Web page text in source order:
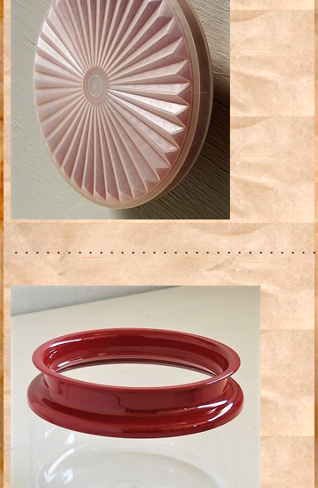
・・・・・・・・・・・・・・・・・・・・・・・・・・・